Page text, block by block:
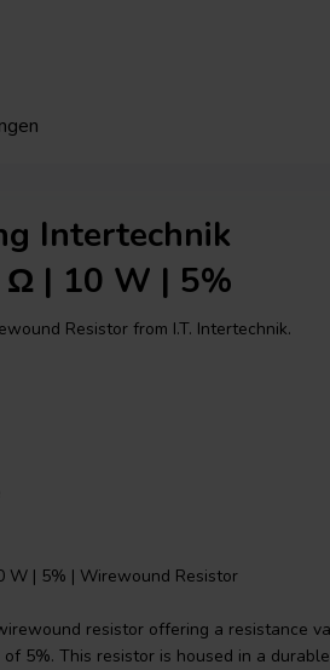
Intertechnik
| 10 W | 5%
Resistor from I.T. Intertechnik.
W | 5% | Wirewound Resistor
resistor offering a resistance
5%. This resistor is housed in a